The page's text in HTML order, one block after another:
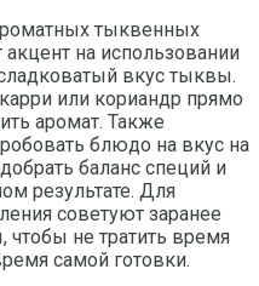
тыквенных
на использовании
вкус тыквы.
или кориандр прямо
аромат. Также
блюдо на вкус на
баланс специй и
результате. Для
советуют заранее
чтобы не тратить время
самой готовки.